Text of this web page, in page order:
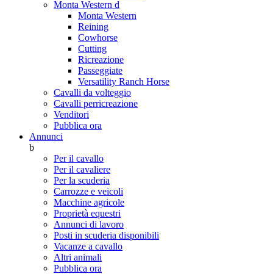
Monta Western d
Monta Western
Reining
Cowhorse
Cutting
Ricreazione
Passeggiate
Versatility Ranch Horse
Cavalli da volteggio
Cavalli perricreazione
Venditori
Pubblica ora
Annunci
b
Per il cavallo
Per il cavaliere
Per la scuderia
Carrozze e veicoli
Macchine agricole
Proprietà equestri
Annunci di lavoro
Posti in scuderia disponibili
Vacanze a cavallo
Altri animali
Pubblica ora